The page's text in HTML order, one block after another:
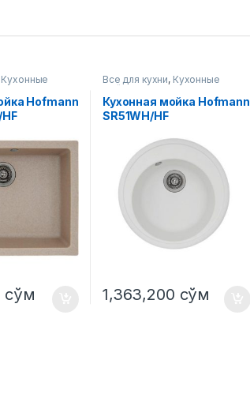
Кухонные
Hofmann
сўм
Все для кухни, Кухонные
мойки
Кухонная мойка Hofmann
SR51WH/HF
1,363,200 сўм